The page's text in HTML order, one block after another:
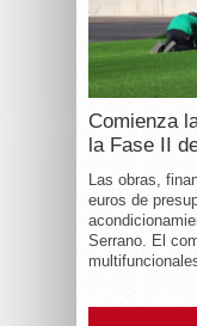
Comienza
la Fase II
Las obras,
euros de
Serrano. El